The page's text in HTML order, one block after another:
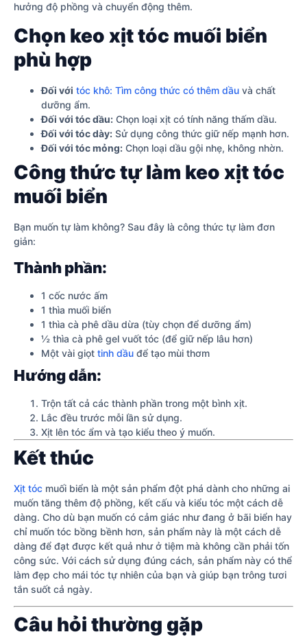
hưởng độ phồng và chuyển động thêm.
Chọn keo xịt tóc muối biển
phù hợp
Đối với tóc khô: Tìm công thức có thêm dầu và chất
dưỡng ẩm.
Đối với tóc dầu: Chọn loại xịt có tính năng thấm dầu.
Đối với tóc dày: Sử dụng công thức giữ nếp mạnh hơn.
Đối với tóc mỏng: Chọn loại dầu gội nhẹ, không nhờn.
Công thức tự làm keo xịt tóc
muối biển
Bạn muốn tự làm không? Sau đây là công thức tự làm đơn
giản:
Thành phần:
1 cốc nước ấm
1 thìa muối biển
1 thìa cà phê dầu dừa (tùy chọn để dưỡng ẩm)
½ thìa cà phê gel vuốt tóc (để giữ nếp lâu hơn)
Một vài giọt tinh dầu để tạo mùi thơm
Hướng dẫn:
Trộn tất cả các thành phần trong một bình xịt.
Lắc đều trước mỗi lần sử dụng.
Xịt lên tóc ẩm và tạo kiểu theo ý muốn.
Kết thúc
Xịt tóc muối biển là một sản phẩm đột phá dành cho những ai
muốn tăng thêm độ phồng, kết cấu và kiểu tóc một cách dễ
dàng. Cho dù bạn muốn có cảm giác như đang ở bãi biển hay
chỉ muốn tóc bồng bềnh hơn, sản phẩm này là một cách dễ
dàng để đạt được kết quả như ở tiệm mà không cần phải tốn
công sức. Với cách sử dụng đúng cách, sản phẩm này có thể
làm đẹp cho mái tóc tự nhiên của bạn và giúp bạn trông tươi
tắn suốt cả ngày.
Câu hỏi thường gặp